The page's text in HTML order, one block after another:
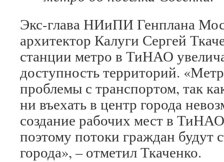
Экс-глава НИиПИ Генплана
архитектор Калуги Сергей
станции метро в ТиНАО
доступность территорий.
проблемы с транспортом, так
ни въехать в центр города
создание рабочих мест в
поэтому потоки граждан будут
города», – отметил Ткаченко.